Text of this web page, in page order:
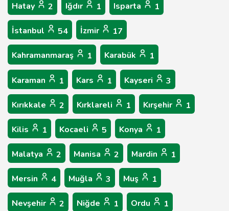
Hatay 2 Iğdır 1 Isparta 1
İstanbul 54 İzmir 17
Kahramanmaraş 1 Karabük 1
Karaman 1 Kars 1 Kayseri 3
Kırıkkale 2 Kırklareli 1 Kırşehir 1
Kilis 1 Kocaeli 5 Konya 1
Malatya 2 Manisa 2 Mardin 1
Mersin 4 Muğla 3 Muş 1
Nevşehir 2 Niğde 1 Ordu 1